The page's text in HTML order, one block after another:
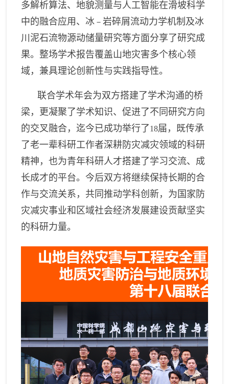
多解析算法、地貌测量与人工智能在滑坡科学
中的融合应用、冰 －岩碎屑流动力学机制及冰
川泥石流物源动储量研究等方面分享了研究成
果。整场学术报告覆盖山地灾害多个核心领
域，兼具理论创新性与实践指导性。
联合学术年会为双方搭建了学术沟通的桥
梁，更凝聚了学术知识、促进了不同研究方向
的交叉融合，迄今已成功举行了18届，既传承
了老一辈科研工作者深耕防灾减灾领域的科研
精神，也为青年科研人才搭建了学习交流、成
长成才的平台。今后双方将继续保持长期的合
作与交流关系，共同推动学科创新，为国家防
灾减灾事业和区域社会经济发展建设贡献坚实
的科研力量。